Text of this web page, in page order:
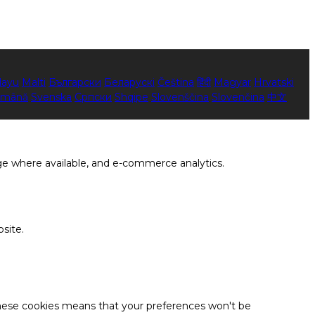
Malti Български Беларускі Čeština हिंदी Magyar Hrvatski
Svenska Српски Shqipe Slovenščina Slovenčina 中文
where available, and e-commerce analytics.
cookies means that your preferences won't be